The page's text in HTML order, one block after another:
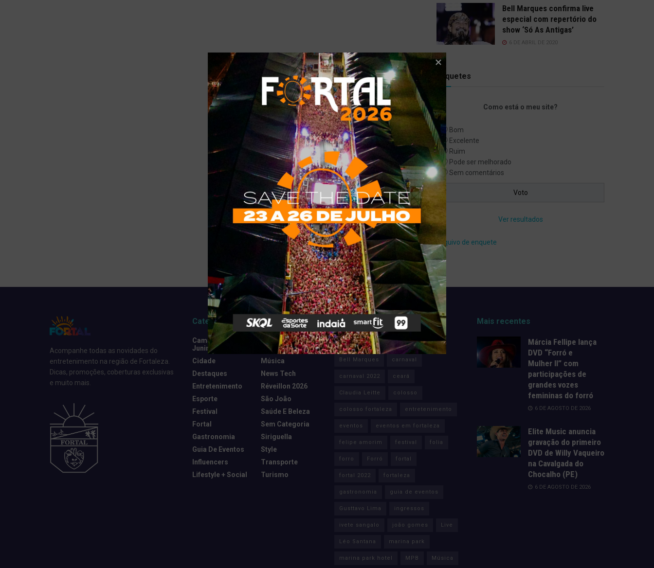
Bell Marques confirma live
especial com repertório do
show ‘Só As Antigas’
6 DE ABRIL DE 2020
Enquetes
Como está o meu site?
Bom
Excelente
Ruim
Pode ser melhorado
Sem comentários
Ver resultados
Arquivo de enquete
Acompanhe todas as novidades do
entretenimento na região de Fortaleza.
Dicas, promoções, coberturas exclusivas
e muito mais.
Categorias
Camarote Vip
Junino
Cidade
Destaques
Entretenimento
Esporte
Festival
Fortal
Gastronomia
Guia De Eventos
Influencers
Lifestyle + Social
Marketing E
Negócios
Música
News Tech
Réveillon 2026
São João
Saúde E Beleza
Sem Categoria
Siriguella
Style
Transporte
Turismo
Tags
Anitta Axé Banda Eva
Bell Marques carnaval
carnaval 2022 ceará
Claudia Leitte colosso
colosso fortaleza entretenimento
eventos eventos em fortaleza
felipe amorim festival folia
forro Forró fortal
fortal 2022 fortaleza
gastronomia guia de eventos
Gusttavo Lima ingressos
ivete sangalo joão gomes Live
Léo Santana marina park
marina park hotel MPB Música
Mais recentes
Márcia Fellipe lança
DVD “Forró e
Mulher II” com
participações de
grandes vozes
femininas do forró
6 DE AGOSTO DE 2026
Elite Music anuncia
gravação do primeiro
DVD de Willy Vaqueiro
na Cavalgada do
Chocalho (PE)
6 DE AGOSTO DE 2026